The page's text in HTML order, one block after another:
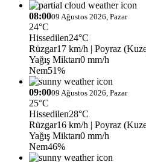
08:0009 Ağustos 2026, Pazar
24°C
Hissedilen24°C
Rüzgar17 km/h | Poyraz
Yağış Miktarı0 mm/h
Nem51%
09:0009 Ağustos 2026, Pazar
25°C
Hissedilen28°C
Rüzgar16 km/h | Poyraz
Yağış Miktarı0 mm/h
Nem46%